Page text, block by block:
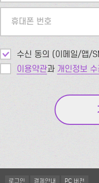
휴대폰 번호
수신 동의 (이메일/앱/
이용약관과 개인정보
로그인 결제안내 PC 버전